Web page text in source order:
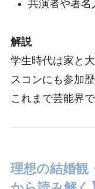
共演者や著名
解説
学生時代は家と
スコンにも参加歴
これまで芸能界
理想の結婚観